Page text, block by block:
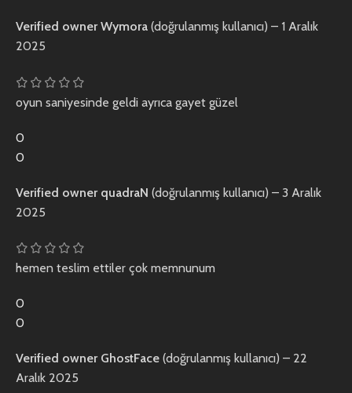
Verified ownerWymora (doğrulanmış kullanıcı) – 1 Aralık
2025
oyun saniyesinde geldi ayrıca gayet güzel
0
0
Verified owner quadraN (doğrulanmış kullanıcı) – 3 Aralık
2025
hemen teslim ettiler çok memnunum
0
0
Verified owner GhostFace (doğrulanmış kullanıcı) – 22
Aralık 2025